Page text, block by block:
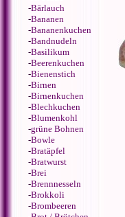
-Bärlauch
-Bananen
-Bananenkuchen
-Bandnudeln
-Basilikum
-Beerenkuchen
-Bienenstich
-Birnen
-Birnenkuchen
-Blechkuchen
-Blumenkohl
-grüne Bohnen
-Bowle
-Bratäpfel
-Bratwurst
-Brei
-Brennnesseln
-Brokkoli
-Brombeeren